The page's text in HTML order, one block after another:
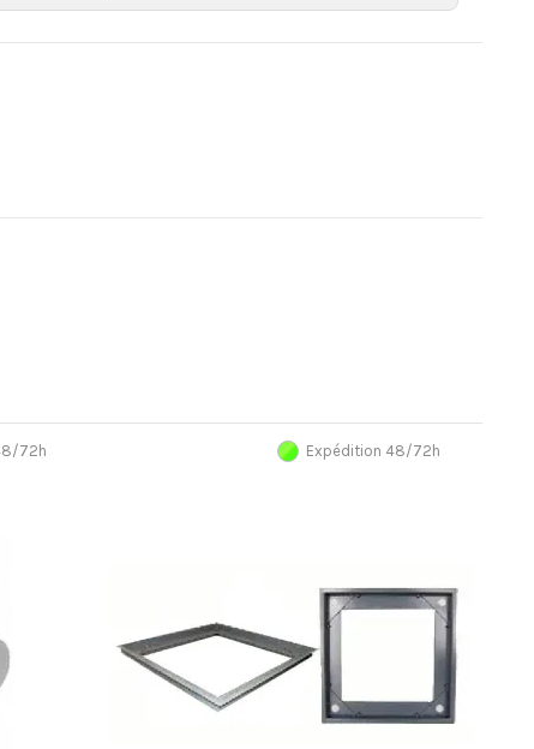
72h Expédition 48/72h